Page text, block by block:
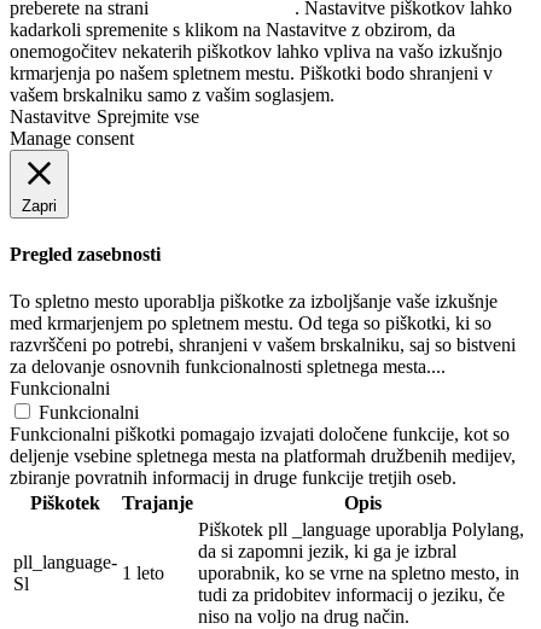
preberete na strani
. Nastavitve piškotkov lahko
kadarkoli spremenite s klikom na Nastavitve z obzirom, da
onemogočitev nekaterih piškotkov lahko vpliva na vašo izkušnjo
krmarjenja po našem spletnem mestu. Piškotki bodo shranjeni v
vašem brskalniku samo z vašim soglasjem.
Nastavitve Sprejmite vse
Manage consent
Zapri
Pregled zasebnosti
To spletno mesto uporablja piškotke za izboljšanje vaše izkušnje
med krmarjenjem po spletnem mestu. Od tega so piškotki, ki so
razvrščeni po potrebi, shranjeni v vašem brskalniku, saj so bistveni
za delovanje osnovnih funkcionalnosti spletnega mesta....
Funkcionalni
Funkcionalni
Funkcionalni piškotki pomagajo izvajati določene funkcije, kot so
deljenje vsebine spletnega mesta na platformah družbenih medijev,
zbiranje povratnih informacij in druge funkcije tretjih oseb.
Piškotek
Trajanje Opis
pll_language-
Sl
1 leto
Piškotek pll _language uporablja Polylang,
da si zapomni jezik, ki ga je izbral
uporabnik, ko se vrne na spletno mesto, in
tudi za pridobitev informacij o jeziku, če
niso na voljo na drug način.